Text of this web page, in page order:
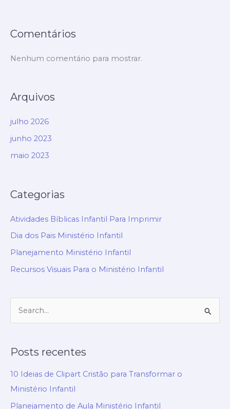
Comentários
Nenhum comentário para mostrar.
Arquivos
julho 2026
junho 2023
maio 2023
Categorias
Atividades Bíblicas Infantil Para Imprimir
Dia dos Pais Ministério Infantil
Planejamento Ministério Infantil
Recursos Visuais Para o Ministério Infantil
q
u
s
Posts recentes
10 Ideias de Clipart Cristão para Transformar o
Ministério Infantil
Planejamento de Aula Ministério Infantil